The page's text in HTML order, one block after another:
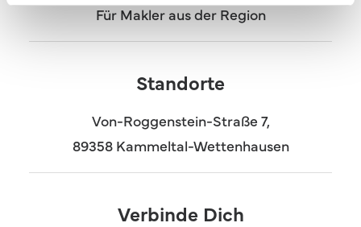
Für Makler aus der Region
Standorte
Von-Roggenstein-Straße 7,
89358 Kammeltal-Wettenhausen
Verbinde Dich